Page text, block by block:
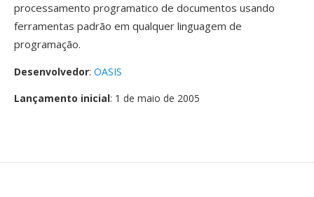
processamento programatico de documentos usando
ferramentas padrão em qualquer linguagem de
programação.
Desenvolvedor: OASIS
Lançamento inicial: 1 de maio de 2005